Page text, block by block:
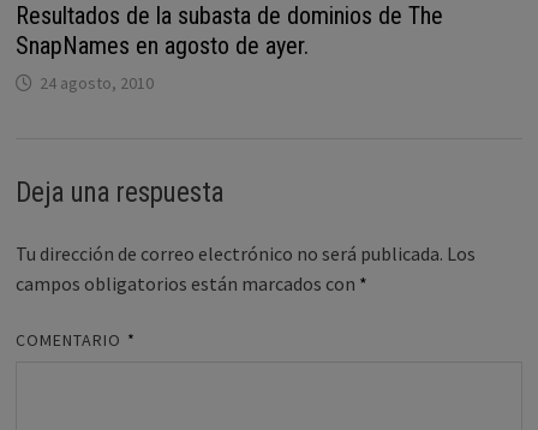
Resultados de la subasta de dominios de The
SnapNames en agosto de ayer.
24 agosto, 2010
Deja una respuesta
Tu dirección de correo electrónico no será publicada. Los
campos obligatorios están marcados con *
COMENTARIO *